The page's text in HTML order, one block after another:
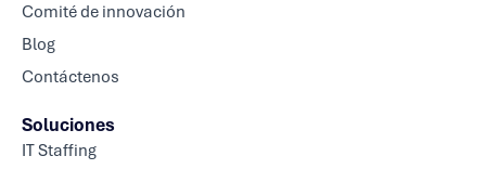
Comité de innovación
Blog
Contáctenos
Soluciones
IT Staffing